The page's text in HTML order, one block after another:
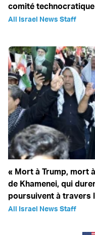
comité
All Israel News Staff
« Mort à Trump, mort
de Khamenei, qui
poursuivent à travers
All Israel News Staff